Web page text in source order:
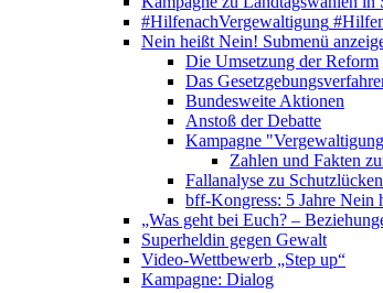
#HilfenachVergewaltigung
Nein heißt Nein! Submenü
Die Umsetzung der Reform
Das
Bundesweite Aktionen
Anstoß der Debatte
Kampagne
Zahlen und Fakten
Fallanalyse zu
bff-Kongress: 5 Jahre Nein
„Was geht bei Euch? –
Superheldin gegen Gewalt
Video-Wettbewerb „Step up“
Kampagne: Dialog